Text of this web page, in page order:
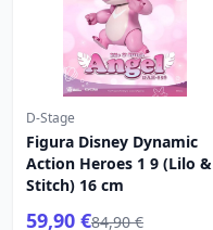
D-Stage
Figura Disney Dynamic
Action Heroes 1 9 (Lilo &
Stitch) 16 cm
59,90 €84,90 €